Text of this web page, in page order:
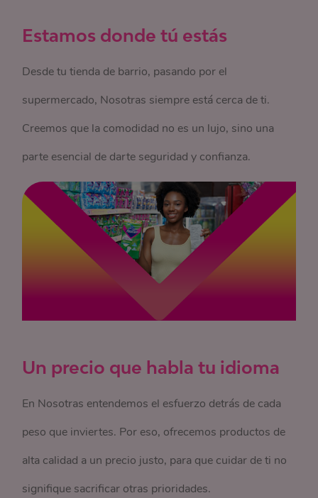
Estamos donde tú estás
Desde tu tienda de barrio, pasando por el
supermercado, Nosotras siempre está cerca de ti.
Creemos que la comodidad no es un lujo, sino una
parte esencial de darte seguridad y confianza.
Un precio que habla tu idioma
En Nosotras entendemos el esfuerzo detrás de cada
peso que inviertes. Por eso, ofrecemos productos de
alta calidad a un precio justo, para que cuidar de ti no
signifique sacrificar otras prioridades.